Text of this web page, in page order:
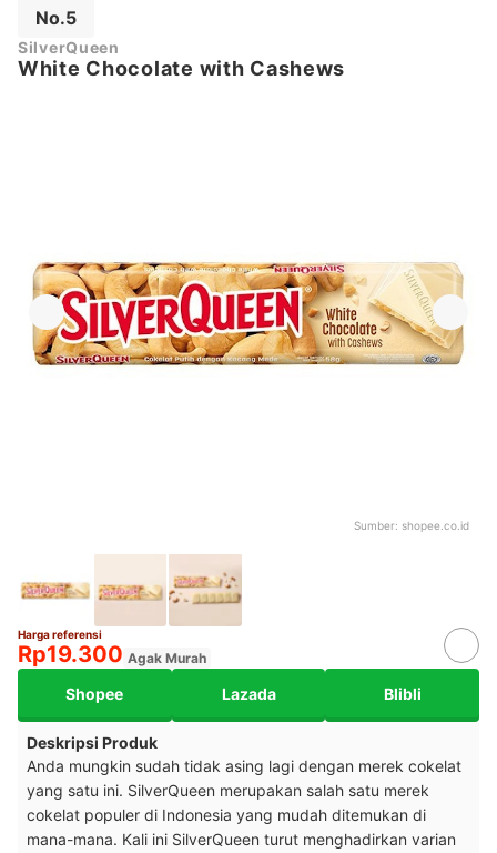
No.5
SilverQueen
White Chocolate with Cashews
Sumber: shopee.co.id
Harga referensi
Rp19.300 Agak Murah
Shopee Lazada Blibli
Deskripsi Produk
Anda mungkin sudah tidak asing lagi dengan merek cokelat
yang satu ini. SilverQueen merupakan salah satu merek
cokelat populer di Indonesia yang mudah ditemukan di
mana-mana. Kali ini SilverQueen turut menghadirkan varian